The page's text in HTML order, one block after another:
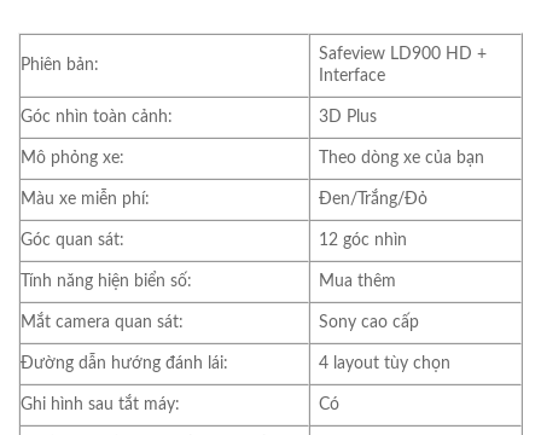
Phiên bản:
Safeview LD900 HD +
Interface
Góc nhìn toàn cảnh: 3D Plus
Mô phỏng xe: Theo dòng xe của bạn
Màu xe miễn phí: Đen/Trắng/Đỏ
Góc quan sát: 12 góc nhìn
Tính năng hiện biển số: Mua thêm
Mắt camera quan sát: Sony cao cấp
Đường dẫn hướng đánh lái: 4 layout tùy chọn
Ghi hình sau tắt máy: Có